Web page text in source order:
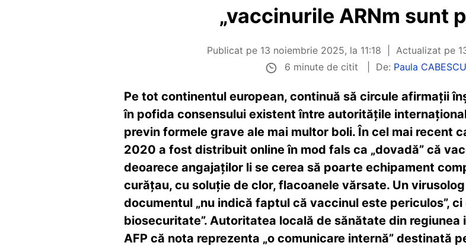
„vaccinurile ARNm sunt
Publicat pe 13 noiembrie 2025, la 11:18 Actualizat pe
6 minute de citit
De: Paula CABESCU
Pe tot continentul european, continuă să circule afirmații
în pofida consensului existent între autoritățile
previn formele grave ale mai multor boli. În cel mai recent
2020 a fost distribuit online în mod fals ca „dovadă” că
deoarece angajaților li se cerea să poarte echipament
curățau, cu soluție de clor, flacoanele vărsate. Un
documentul „nu indică faptul că vaccinul este periculos”,
biosecuritate”. Autoritatea locală de sănătate din
AFP că nota reprezenta „o comunicare internă” destinată